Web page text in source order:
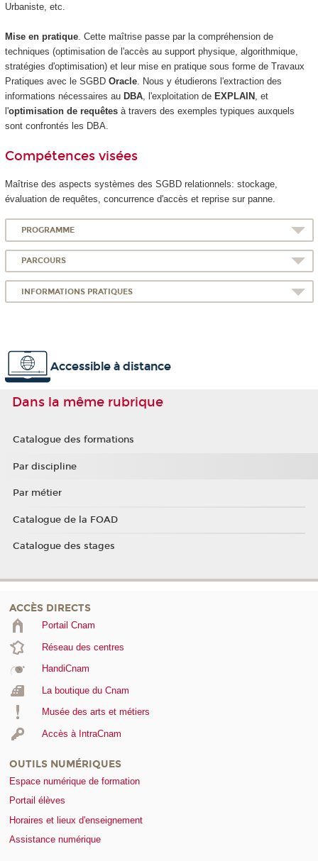
Urbaniste, etc.
Mise en pratique. Cette maîtrise passe par la compréhension de
techniques (optimisation de l'accès au support physique, algorithmique,
stratégies d'optimisation) et leur mise en pratique sous forme de Travaux
Pratiques avec le SGBD Oracle. Nous y étudierons l'extraction des
informations nécessaires au DBA, l'exploitation de EXPLAIN , et
l'optimisation de requêtesà travers des exemples typiques auxquels
sont confrontés les DBA.
Compétences visées
Maîtrise des aspects systèmes des SGBD relationnels: stockage,
évaluation de requêtes, concurrence d'accès et reprise sur panne.
PROGRAMME
PARCOURS
INFORMATIONS PRATIQUES
Accessible à distance
Dans la même rubrique
Catalogue des formations
Par discipline
Par métier
Catalogue de la FOAD
Catalogue des stages
ACCÈS DIRECTS
Portail Cnam
Réseau des centres
HandiCnam
La boutique du Cnam
Musée des arts et métiers
Accès à IntraCnam
OUTILS NUMÉRIQUES
Espace numérique de formation
Portail élèves
Horaires et lieux d'enseignement
Assistance numérique